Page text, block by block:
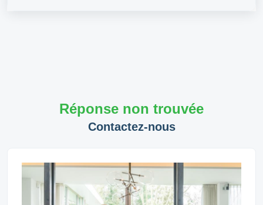
Réponse non trouvée
Contactez-nous